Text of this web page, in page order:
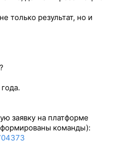
только результат, но и
заявку на платформе
команды):